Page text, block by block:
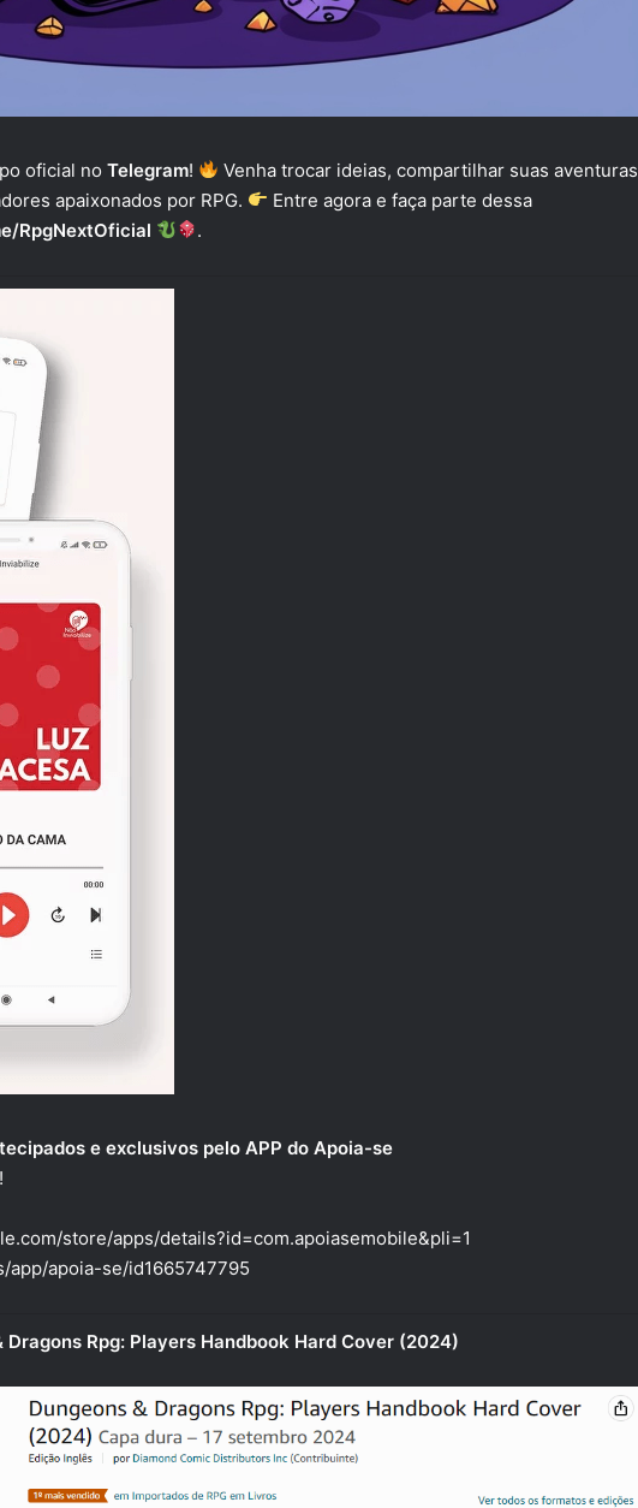
oficial no Telegram!
Venha trocar ideias, compartilhar suas aventuras
apaixonados por RPG.
Entre agora e faça parte dessa
RpgNextOficial .
e exclusivos pelo APP do Apoia-se
store/apps/details?id=com.apoiasemobile&pli=1
app/apoia-se/id1665747795
Dragons Rpg: Players Handbook Hard Cover (2024)